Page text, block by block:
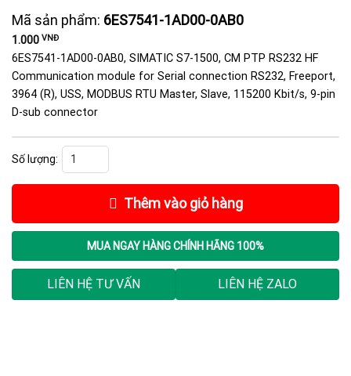
Mã sản phẩm: 6ES7541-1AD00-0AB0
1.000 VNĐ
6ES7541-1AD00-0AB0, SIMATIC S7-1500, CM PTP RS232 HF
Communication module for Serial connection RS232, Freeport,
3964 (R), USS, MODBUS RTU Master, Slave, 115200 Kbit/s, 9-pin
D-sub connector
Mô đun PLC S7-1500, 6ES7541-1AD00-0AB0 số lượng
Thêm vào giỏ hàng
MUA NGAY HÀNG CHÍNH HÃNG 100%
LIÊN HỆ TƯ VẤN LIÊN HỆ ZALO